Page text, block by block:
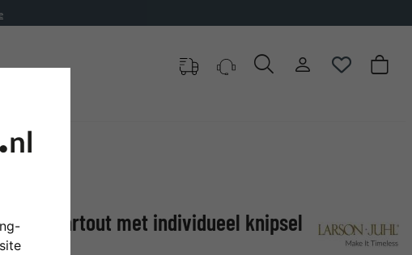
partout met individueel knipsel